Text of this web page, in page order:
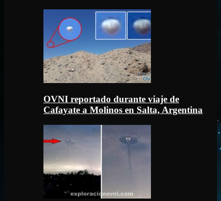
OVNI reportado durante viaje de
Cafayate a Molinos en Salta, Argentina